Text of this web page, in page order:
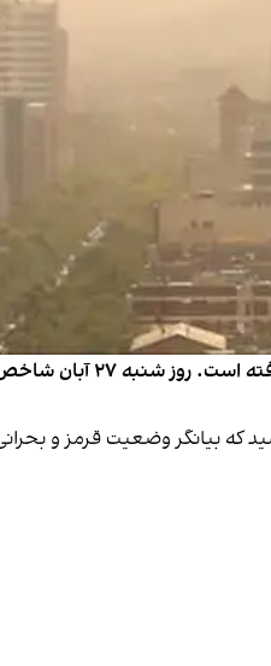
با رسیدن فصل سرما، آلودگی